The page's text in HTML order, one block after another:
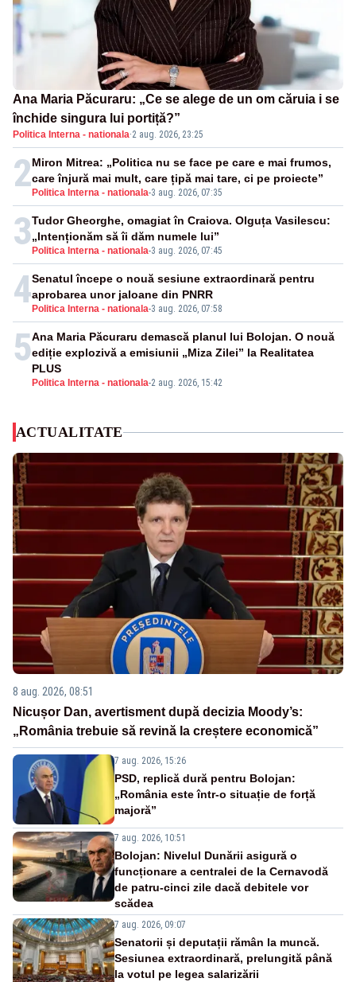
Ana Maria Păcuraru: „Ce se alege de un om căruia i se
închide singura lui portiță?”
Politica Interna - nationala·2 aug. 2026, 23:25
2 Politica Interna - nationala-3 aug. 2026, 07:35
Miron Mitrea: „Politica nu se face pe care e mai frumos,
care înjură mai mult, care țipă mai tare, ci pe proiecte”
3 Politica Interna - nationala-3 aug. 2026, 07:45
Tudor Gheorghe, omagiat în Craiova. Olguța Vasilescu:
„Intenționăm să îi dăm numele lui”
4 Politica Interna - nationala-3 aug. 2026, 07:58
Senatul începe o nouă sesiune extraordinară pentru
aprobarea unor jaloane din PNRR
5
Politica Interna - nationala-2 aug. 2026, 15:42
Ana Maria Păcuraru demască planul lui Bolojan. O nouă
ediție explozivă a emisiunii „Miza Zilei” la Realitatea
PLUS
ACTUALITATE
8 aug. 2026, 08:51
Nicușor Dan, avertisment după decizia Moody’s:
„România trebuie să revină la creștere economică”
7 aug. 2026, 15:26
PSD, replică dură pentru Bolojan:
„România este într-o situație de forță
majoră”
7 aug. 2026, 10:51
Bolojan: Nivelul Dunării asigură o
funcționare a centralei de la Cernavodă
de patru-cinci zile dacă debitele vor
scădea
7 aug. 2026, 09:07
Senatorii și deputații rămân la muncă.
Sesiunea extraordinară, prelungită până
la votul pe legea salarizării